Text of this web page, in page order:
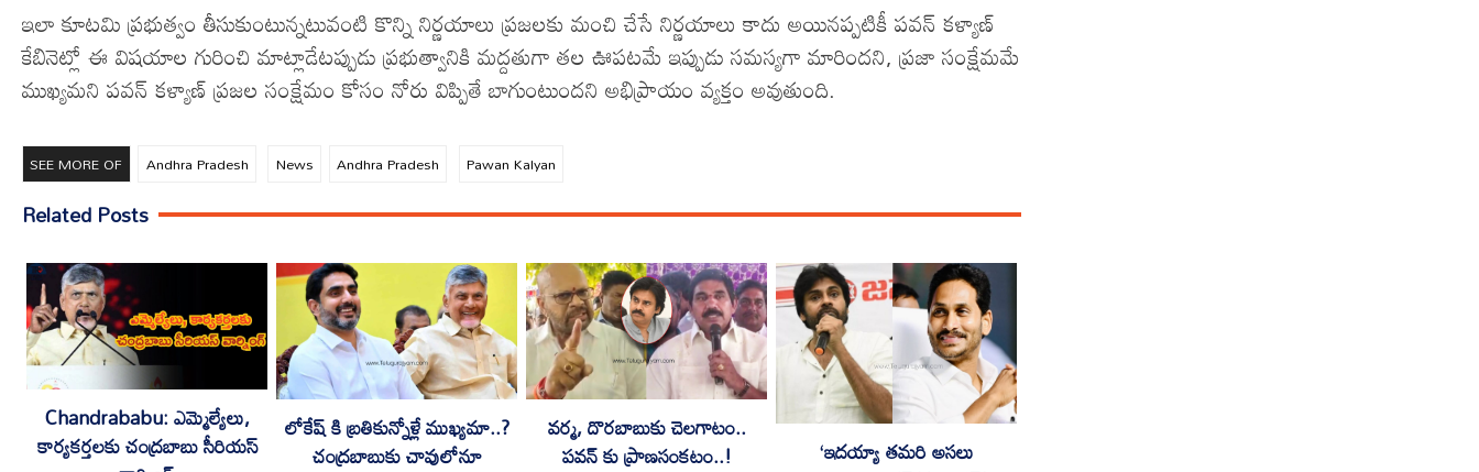
ఇలా కూటమి ప్రభుత్వం తీసుకుంటున్నటువంటి కొన్ని నిర్ణయాలు ప్రజలకు మంచి చేసే నిర్ణయాలు కాదు అయినప్పటికీ పవన్ కళ్యాణ్
కేబినెట్లో ఈ విషయాల గురించి మాట్లాడేటప్పుడు ప్రభుత్వానికి మద్దతుగా తల ఊపటమే ఇప్పుడు సమస్యగా మారిందని, ప్రజా సంక్షేమమే
ముఖ్యమని పవన్ కళ్యాణ్ ప్రజల సంక్షేమం కోసం నోరు విప్పితే బాగుంటుందని అభిప్రాయం వ్యక్తం అవుతుంది.
SEE MORE OF Andhra Pradesh News Andhra Pradesh Pawan Kalyan
Related Posts
Chandrababu: ఎమ్మెల్యేలు,
కార్యకర్తలకు చంద్రబాబు సీరియస్ లోకేష్ కి బ్రతికున్నోళ్లే ముఖ్యమా..?
చంద్రబాబుకు చావులోనూ
వర్మ, దొరబాబుకు చెలగాటం..
పవన్ కు ప్రాణసంకటం..! ‘ఇదయ్యా తమరి అసలు